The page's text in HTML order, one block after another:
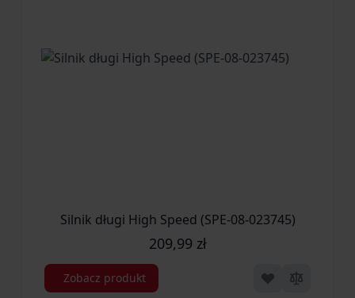
Silnik długi High Speed (SPE-08-023745)
209,99 zł
Zobacz produkt